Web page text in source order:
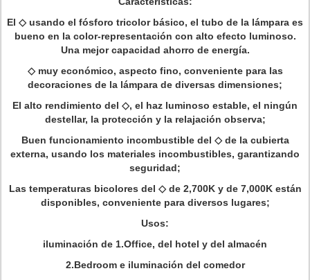
El ◇ usando el fósforo tricolor básico, el tubo de la lámpara es
bueno en la color-representación con alto efecto luminoso.
Una mejor capacidad ahorro de energía.
◇ muy económico, aspecto fino, conveniente para las
decoraciones de la lámpara de diversas dimensiones;
El alto rendimiento del ◇, el haz luminoso estable, el ningún
destellar, la protección y la relajación observa;
Buen funcionamiento incombustible del ◇ de la cubierta
externa, usando los materiales incombustibles, garantizando
seguridad;
Las temperaturas bicolores del ◇ de 2,700K y de 7,000K están
disponibles, conveniente para diversos lugares;
Usos:
iluminación de 1.Office, del hotel y del almacén
2.Bedroom e iluminación del comedor